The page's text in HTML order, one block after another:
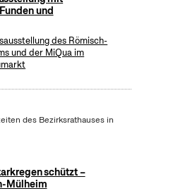
und
des Römisch-
und der MiQua im
des Bezirksrathauses in
schützt –
Mülheim